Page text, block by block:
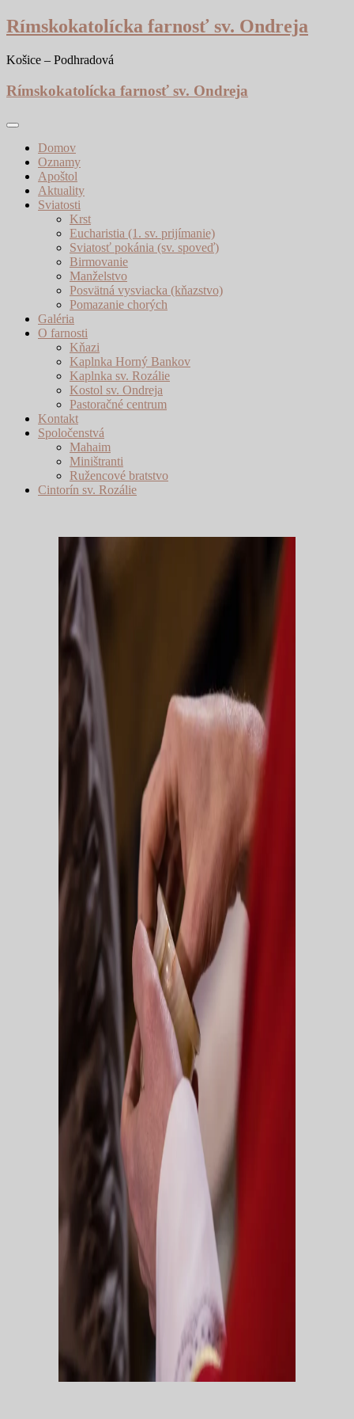
Skip
to
Rímskokatolícka farnosť sv. Ondreja
Košice – Podhradová
Rímskokatolícka farnosť sv. Ondreja
Domov
Oznamy
Apoštol
Aktuality
Sviatosti
Krst
Eucharistia (1. sv. prijímanie)
Sviatosť pokánia (sv. spoveď)
Birmovanie
Manželstvo
Posvätná vysviacka (kňazstvo)
Pomazanie chorých
Galéria
O farnosti
Kňazi
Kaplnka Horný Bankov
Kaplnka sv. Rozálie
Kostol sv. Ondreja
Pastoračné centrum
Kontakt
Spoločenstvá
Mahaim
Miništranti
Ružencové bratstvo
Cintorín sv. Rozálie